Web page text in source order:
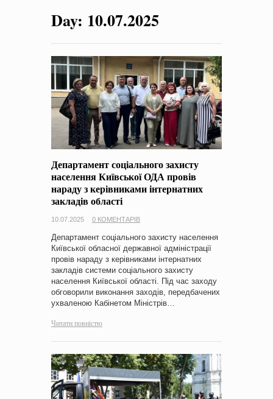
на період 2018 – 2020 роки Оголошення про збір ідей
проектів
-0 Коментарів
Day: 10.07.2025
Департамент соціального захисту
населення Київської ОДА провів
нараду з керівниками інтернатних
закладів області
10.07.2025 0 КОМЕНТАРІВ
Департамент соціального захисту населення
Київської обласної державної адміністрації
провів нараду з керівниками інтернатних
закладів системи соціального захисту
населення Київської області. Під час заходу
обговорили виконання заходів, передбачених
ухваленою Кабінетом Міністрів…
Читати повністю